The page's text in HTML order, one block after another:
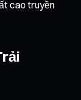
cao truyền